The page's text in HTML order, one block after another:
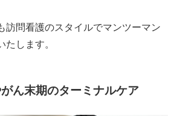
訪問看護のスタイルでマンツーマン
たします。
ん末期のターミナルケア